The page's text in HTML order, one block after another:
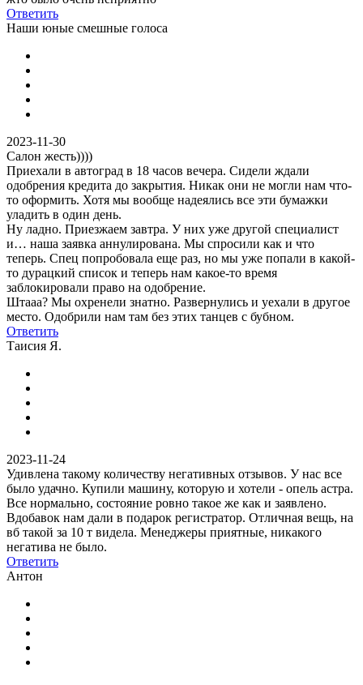
Ответить
Наши юные смешные голоса
2023-11-30
Салон жесть))))
Приехали в автоград в 18 часов вечера. Сидели ждали
одобрения кредита до закрытия. Никак они не могли нам что-
то оформить. Хотя мы вообще надеялись все эти бумажки
уладить в один день.
Ну ладно. Приезжаем завтра. У них уже другой специалист
и… наша заявка аннулирована. Мы спросили как и что
теперь. Спец попробовала еще раз, но мы уже попали в какой-
то дурацкий список и теперь нам какое-то время
заблокировали право на одобрение.
Штааа? Мы охренели знатно. Развернулись и уехали в другое
место. Одобрили нам там без этих танцев с бубном.
Ответить
Таисия Я.
2023-11-24
Удивлена такому количеству негативных отзывов. У нас все
было удачно. Купили машину, которую и хотели - опель астра.
Все нормально, состояние ровно такое же как и заявлено.
Вдобавок нам дали в подарок регистратор. Отличная вещь, на
вб такой за 10 т видела. Менеджеры приятные, никакого
негатива не было.
Ответить
Антон